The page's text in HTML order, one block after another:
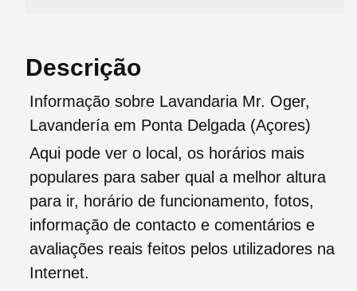
Descrição
Informação sobre Lavandaria Mr. Oger,
Lavandería em Ponta Delgada (Açores)
Aqui pode ver o local, os horários mais
populares para saber qual a melhor altura
para ir, horário de funcionamento, fotos,
informação de contacto e comentários e
avaliações reais feitos pelos utilizadores na
Internet.